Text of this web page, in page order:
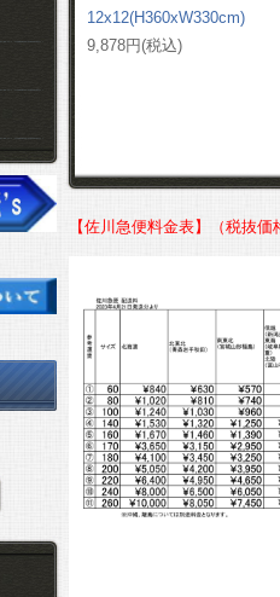
12x12(H360xW330cm)
9,878円(税込)
【佐川急便料金表】（税抜価